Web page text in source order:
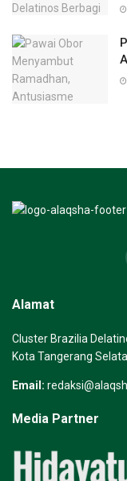
Alamat
Cluster Brazilia
Kota Tangerang
Email:
Media Partner